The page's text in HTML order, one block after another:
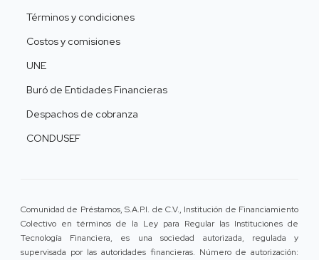
Términos y condiciones
Costos y comisiones
UNE
Buró de Entidades Financieras
Despachos de cobranza
CONDUSEF
Comunidad de Préstamos, S.A.P.I. de C.V., Institución de Financiamiento
Colectivo en términos de la Ley para Regular las Instituciones de
Tecnología Financiera, es una sociedad autorizada, regulada y
supervisada por las autoridades financieras. Número de autorización: